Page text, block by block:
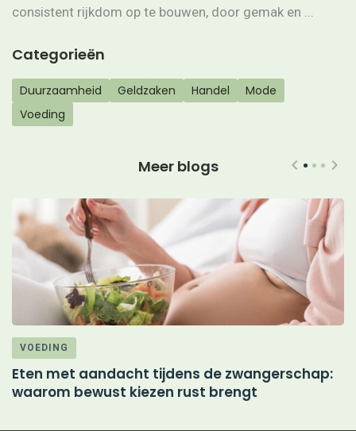
consistent rijkdom op te bouwen, door gemak en ...
Categorieën
Duurzaamheid Geldzaken Handel
Mode
Voeding
Meer blogs
VOEDING
Eten met aandacht tijdens de zwangerschap:
waarom bewust kiezen rust brengt